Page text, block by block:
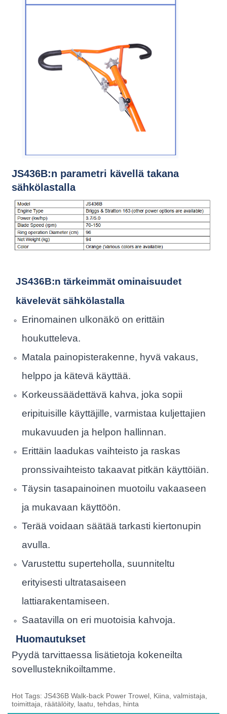
JS436B:n parametri kävellä takana
sähkölastalla
JS436B:n tärkeimmät ominaisuudet
kävelevät sähkölastalla
Erinomainen ulkonäkö on erittäin
houkutteleva.
Matala painopisterakenne, hyvä vakaus,
helppo ja kätevä käyttää.
Korkeussäädettävä kahva, joka sopii
eripituisille käyttäjille, varmistaa kuljettajien
mukavuuden ja helpon hallinnan.
Erittäin laadukas vaihteisto ja raskas
pronssivaihteisto takaavat pitkän käyttöiän.
Täysin tasapainoinen muotoilu vakaaseen
ja mukavaan käyttöön.
Terää voidaan säätää tarkasti kiertonupin
avulla.
Varustettu superteholla, suunniteltu
erityisesti ultratasaiseen
lattiarakentamiseen.
Saatavilla on eri muotoisia kahvoja.
Huomautukset
Pyydä tarvittaessa lisätietoja kokeneilta
sovellusteknikoiltamme.
Hot Tags: JS436B Walk-back Power Trowel, Kiina, valmistaja,
toimittaja, räätälöity, laatu, tehdas, hinta